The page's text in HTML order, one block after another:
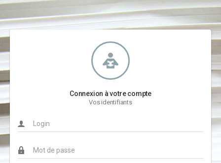
Connexion à votre compte
Vos identifiants